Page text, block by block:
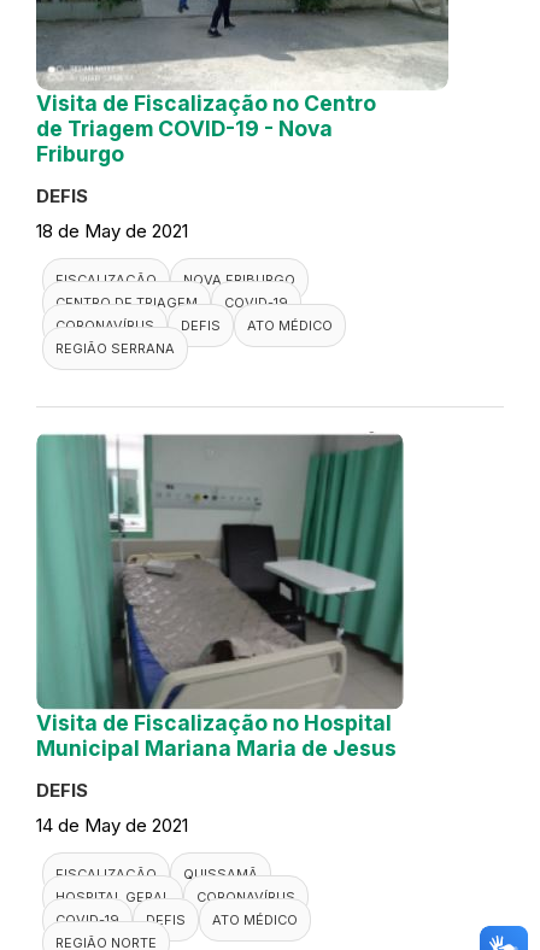
Visita de Fiscalização no Centro
de Triagem COVID-19 - Nova
Friburgo
DEFIS
18 de May de 2021
FISCALIZAÇÃO
NOVA FRIBURGO
CENTRO DE TRIAGEM
COVID-19
CORONAVÍRUS
DEFIS
ATO MÉDICO
REGIÃO SERRANA
Visita de Fiscalização no Hospital
Municipal Mariana Maria de Jesus
DEFIS
14 de May de 2021
FISCALIZAÇÃO
QUISSAMÃ
HOSPITAL GERAL
CORONAVÍRUS
COVID-19
DEFIS
ATO MÉDICO
REGIÃO NORTE